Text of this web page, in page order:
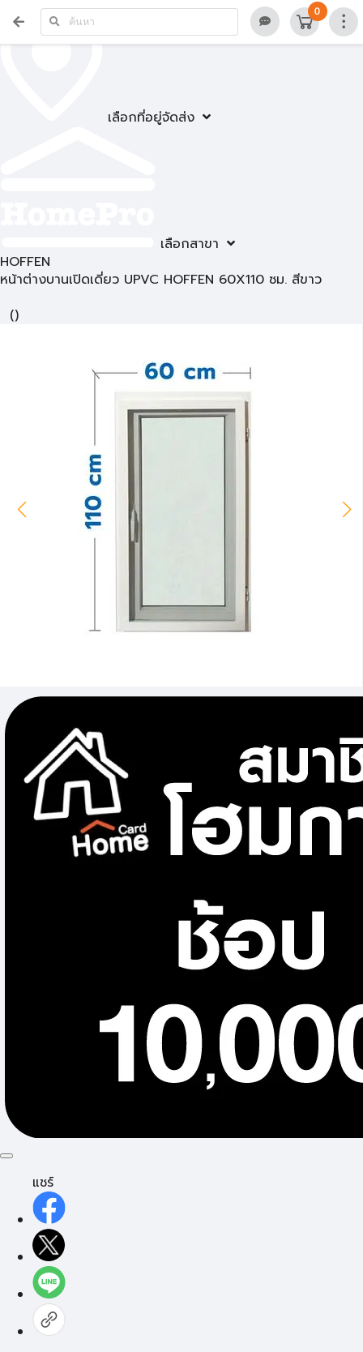
เลือกที่อยู่จัดส่ง
เลือกสาขา
0
HOFFEN
หน้าต่างบานเปิดเดี่ยว UPVC HOFFEN 60X110 ซม. สีขาว
()
แชร์